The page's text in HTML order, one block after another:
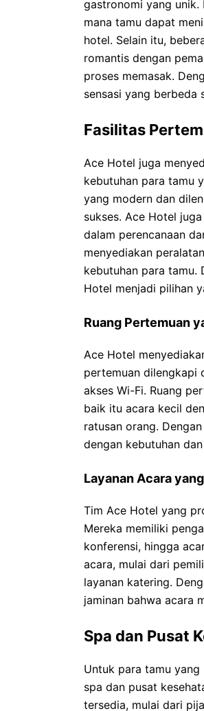
gastronomi yang
mana tamu dapat
hotel. Selain itu,
romantis dengan
proses memasak.
sensasi yang berbeda
Fasilitas
Ace Hotel juga
kebutuhan para tamu
yang modern dan
sukses. Ace Hotel
dalam perencanaan
menyediakan
kebutuhan para tamu.
Hotel menjadi pilihan
Ruang Pertemuan
Ace Hotel
pertemuan dilengkapi
akses Wi-Fi. Ruang
baik itu acara kecil
ratusan orang.
dengan kebutuhan
Layanan Acara
Tim Ace Hotel yang
Mereka memiliki
konferensi, hingga
acara, mulai dari
layanan katering.
jaminan bahwa acara
Spa dan Pusat
Untuk para tamu
spa dan pusat
tersedia, mulai dari